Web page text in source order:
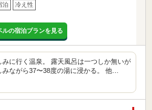
泊 冷え性
ルの宿泊プランを見る
みに行く温泉。 露天風呂は一つしか無いが
ながら37〜38度の湯に浸かる。 他…